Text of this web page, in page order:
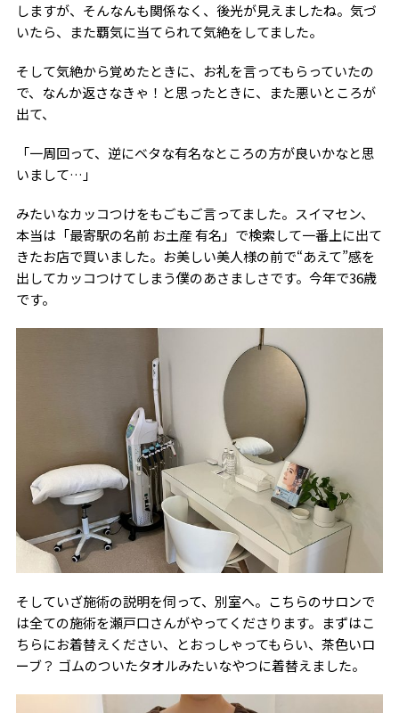
しますが、そんなんも関係なく、後光が見えましたね。気づ
いたら、また覇気に当てられて気絶をしてました。
そして気絶から覚めたときに、お礼を言ってもらっていたの
で、なんか返さなきゃ！と思ったときに、また悪いところが
出て、
「一周回って、逆にベタな有名なところの方が良いかなと思
いまして…」
みたいなカッコつけをもごもご言ってました。スイマセン、
本当は「最寄駅の名前 お土産 有名」で検索して一番上に出て
きたお店で買いました。お美しい美人様の前で“あえて”感を
出してカッコつけてしまう僕のあさましさです。今年で36歳
です。
そしていざ施術の説明を伺って、別室へ。こちらのサロンで
は全ての施術を瀬戸口さんがやってくださります。まずはこ
ちらにお着替えください、とおっしゃってもらい、茶色いロ
ーブ？ ゴムのついたタオルみたいなやつに着替えました。